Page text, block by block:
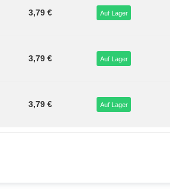
3,79 € Auf Lager
3,79 € Auf Lager
3,79 € Auf Lager